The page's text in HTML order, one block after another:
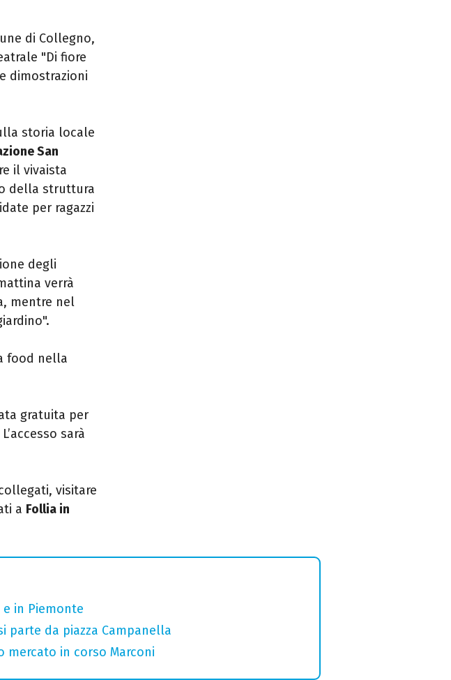
di Collegno,
"Di fiore
dimostrazioni
storia locale
San
il vivaista
della struttura
per ragazzi
degli
verrà
mentre nel
food nella
gratuita per
sarà
visitare
a Follia in
in Piemonte
parte da piazza Campanella
mercato in corso Marconi